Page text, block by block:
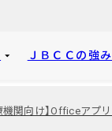
ＪＢＣＣの強み